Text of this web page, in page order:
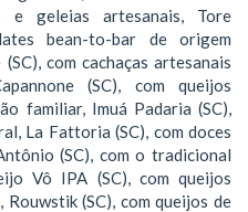
e geleias artesanais, Tore
bean-to-bar de origem
com cachaças artesanais
(SC), com queijos
familiar, Imuá Padaria (SC),
La Fattoria (SC), com doces
(SC), com o tradicional
Vô IPA (SC), com queijos
(SC), com queijos de